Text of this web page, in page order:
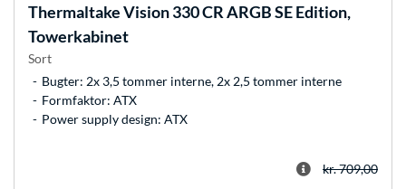
ThermaltakeVision 330 CR ARGB SE Edition,
Towerkabinet
Sort
Bugter: 2x 3,5 tommer interne, 2x 2,5 tommer interne
Formfaktor: ATX
Power supply design: ATX
kr. 709,00